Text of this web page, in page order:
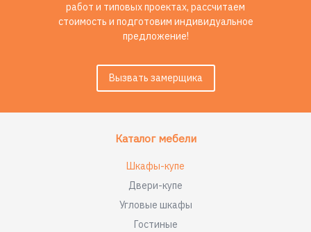
работ и типовых проектах, рассчитаем
стоимость и подготовим индивидуальное
предложение!
Вызвать замерщика
Каталог мебели
Шкафы-купе
Двери-купе
Угловые шкафы
Гостиные